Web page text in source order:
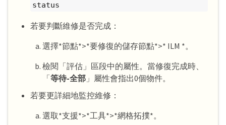
status
若要判斷維修是否完成：
選擇*節點*>*要修復的儲存節點*>* ILM *。
檢閱「評估」區段中的屬性。當修復完成時、
「等待-全部」屬性會指出0個物件。
若要更詳細地監控維修：
選取*支援*>*工具*>*網格拓撲*。